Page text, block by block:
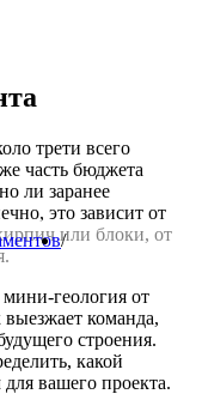
/
трети всего
часть бюджета
ли заранее
это зависит от
или блоки, от
геология от
команда,
строения.
какой
вашего проекта.